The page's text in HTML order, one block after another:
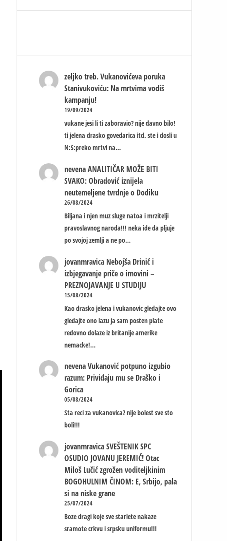
zeljko treb. Vukanovićeva poruka
Stanivukoviću: Na mrtvima vodiš
kampanju!
19/09/2024
vukane jesi li ti zaboravio? nije davno bilo!
ti jelena drasko govedarica itd. ste i dosli u
N:S:preko mrtvi na…
nevena ANALITIČAR MOŽE BITI
SVAKO: Obradović iznijela
neutemeljene tvrdnje o Dodiku
26/08/2024
Biljana i njen muz sluge natoa i mrzitelji
pravoslavnog naroda!!! neka ide da pljuje
po svojoj zemlji a ne po…
jovanmravica Nebojša Drinić i
izbjegavanje priče o imovini –
PREZNOJAVANJE U STUDIJU
15/08/2024
Kao drasko jelena i vukanovic gledajte ovo
gledajte ono lazu ja sam posten plate
redovno dolaze iz britanije amerike
nemacke!…
nevena Vukanović potpuno izgubio
razum: Priviđaju mu se Draško i
Gorica
05/08/2024
Sta reci za vukanovica? nije bolest sve sto
boli!!!
jovanmravica SVEŠTENIK SPC
OSUDIO JOVANU JEREMIĆ! Otac
Miloš Lučić zgrožen voditeljkinim
BOGOHULNIM ČINOM: E, Srbijo, pala
si na niske grane
25/07/2024
Boze dragi koje sve starlete nakaze
sramote crkvu i srpsku uniformu!!!